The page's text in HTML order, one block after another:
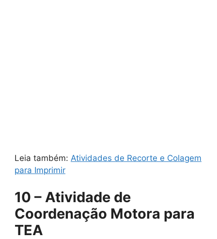
Leia também: Atividades de Recorte e Colagem
para Imprimir
10 – Atividade de
Coordenação Motora para
TEA